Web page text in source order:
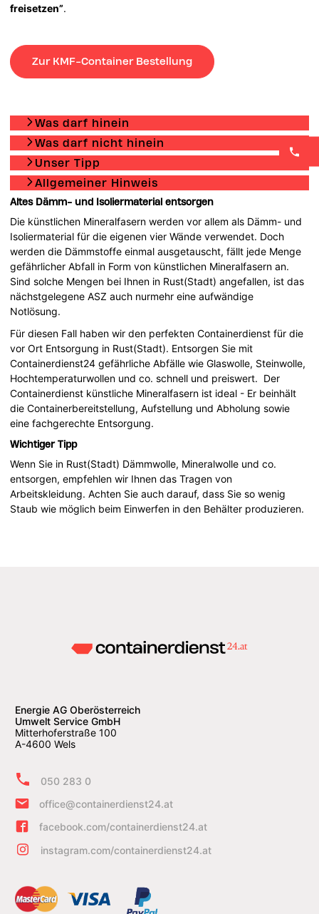
freisetzen”.
Zur KMF-Container Bestellung
Was darf hinein
Was darf nicht hinein
Unser Tipp
Allgemeiner Hinweis
Altes Dämm- und Isoliermaterial entsorgen
Die künstlichen Mineralfasern werden vor allem als Dämm- und
Isoliermaterial für die eigenen vier Wände verwendet. Doch
werden die Dämmstoffe einmal ausgetauscht, fällt jede Menge
gefährlicher Abfall in Form von künstlichen Mineralfasern an.
Sind solche Mengen bei Ihnen in Rust(Stadt) angefallen, ist das
nächstgelegene ASZ auch nurmehr eine aufwändige
Notlösung.
Für diesen Fall haben wir den perfekten Containerdienst für die
vor Ort Entsorgung in Rust(Stadt). Entsorgen Sie mit
Containerdienst24 gefährliche Abfälle wie Glaswolle, Steinwolle,
Hochtemperaturwollen und co. schnell und preiswert. Der
Containerdienst künstliche Mineralfasern ist ideal - Er beinhält
die Containerbereitstellung, Aufstellung und Abholung sowie
eine fachgerechte Entsorgung.
Wichtiger Tipp
Wenn Sie in Rust(Stadt) Dämmwolle, Mineralwolle und co.
entsorgen, empfehlen wir Ihnen das Tragen von
Arbeitskleidung. Achten Sie auch darauf, dass Sie so wenig
Staub wie möglich beim Einwerfen in den Behälter produzieren.
Energie AG Oberösterreich
Umwelt Service GmbH
Mitterhoferstraße 100
A-4600 Wels
050 283 0
office@containerdienst24.at
facebook.com/containerdienst24.at
instagram.com/containerdienst24.at